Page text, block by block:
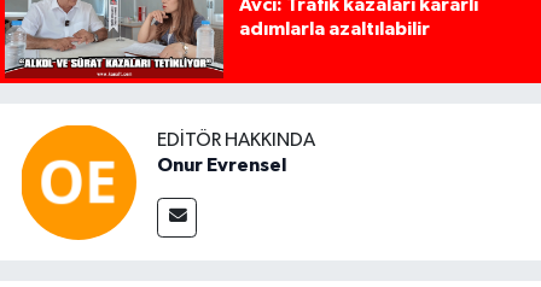
Avcı: Trafik kazaları kararlı
adımlarla azaltılabilir
EDITÖR HAKKINDA
Onur Evrensel